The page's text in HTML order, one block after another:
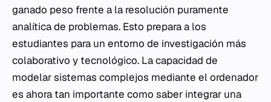
ganado peso frente a la resolución puramente
analítica de problemas. Esto prepara a los
estudiantes para un entorno de investigación más
colaborativo y tecnológico. La capacidad de
modelar sistemas complejos mediante el ordenador
es ahora tan importante como saber integrar una